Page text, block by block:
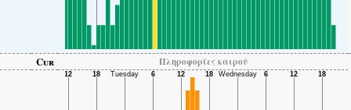
Cur Πληροφορίες καιρού